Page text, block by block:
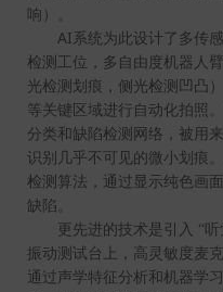
响）。
AI 系统为此设计了多传
检测工位，多自由度机器人
光检测划痕，侧光检测凹凸
等关键区域进行自动化拍照
分类和缺陷检测网络，被用
识别几乎不可见的微小划痕
检测算法，通过显示纯色画
缺陷。
更先进的技术是引入 “听
振动测试台上，高灵敏度麦
通过声学特征分析和机器学